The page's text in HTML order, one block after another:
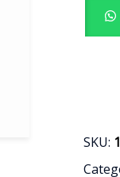
5W-
SKU: